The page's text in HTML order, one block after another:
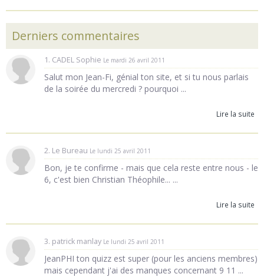
Derniers commentaires
1. CADEL Sophie Le mardi 26 avril 2011
Salut mon Jean-Fi, génial ton site, et si tu nous parlais
de la soirée du mercredi ? pourquoi ...
Lire la suite
2. Le Bureau Le lundi 25 avril 2011
Bon, je te confirme - mais que cela reste entre nous - le
6, c'est bien Christian Théophile... ...
Lire la suite
3. patrick manlay Le lundi 25 avril 2011
JeanPHI ton quizz est super (pour les anciens membres)
mais cependant j'ai des manques concernant 9 11 ...